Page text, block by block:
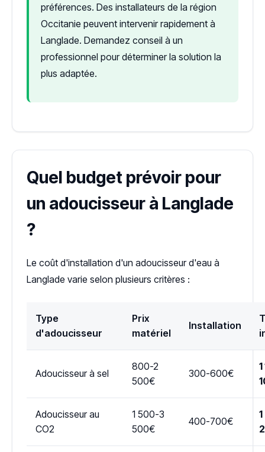
préférences. Des installateurs de la région
Occitanie peuvent intervenir rapidement à
Langlade. Demandez conseil à un
professionnel pour déterminer la solution la
plus adaptée.
Quel budget prévoir pour
un adoucisseur à Langlade
?
Le coût d'installation d'un adoucisseur d'eau à
Langlade varie selon plusieurs critères :
Type
d'adoucisseur
Prix
matériel
Installation
Adoucisseur à sel
800-2
500€
300-600€
Adoucisseur au
CO2
1 500-3
500€
400-700€